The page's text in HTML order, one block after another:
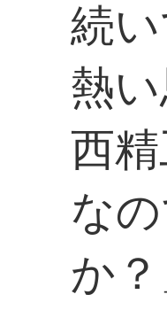
続
熱
西
な
か